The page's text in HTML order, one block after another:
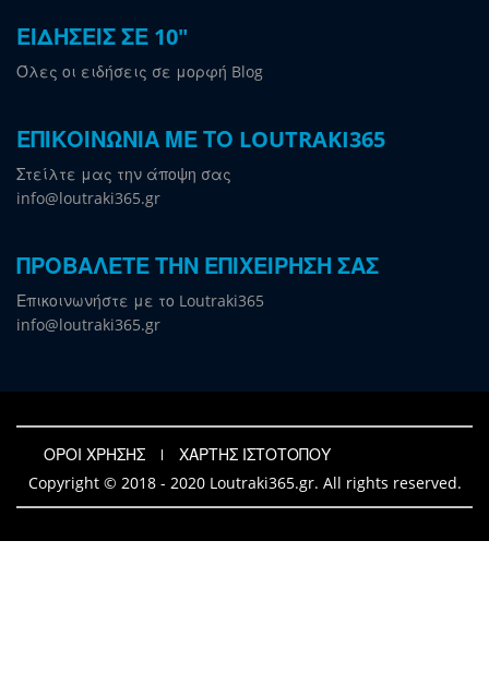
ΕΙΔΗΣΕΙΣ ΣΕ 10"
Όλες οι ειδήσεις σε μορφή Blog
ΕΠΙΚΟΙΝΩΝΙΑ ΜΕ ΤΟ LOUTRAKI365
Στείλτε μας την άποψη σας
info@loutraki365.gr
ΠΡΟΒΑΛΕΤΕ ΤΗΝ ΕΠΙΧΕΙΡΗΣΗ ΣΑΣ
Επικοινωνήστε με το Loutraki365
info@loutraki365.gr
ΟΡΟΙ ΧΡΗΣΗΣ
ΧΑΡΤΗΣ ΙΣΤΟΤΟΠΟΥ
Copyright © 2018 - 2020 Loutraki365.gr. All rights reserved.